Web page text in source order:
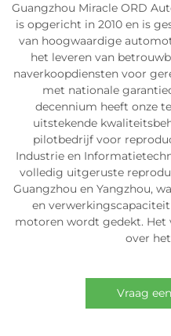
Guangzhou Miracle ORD
is opgericht in 2010 en is
van hoogwaardige
het leveren van
naverkoopdiensten voor
met nationale
decennium heeft onze
uitstekende
pilotbedrijf voor
Industrie en
volledig uitgeruste
Guangzhou en Yangzhou,
en
motoren wordt gedekt.
over
Vraag